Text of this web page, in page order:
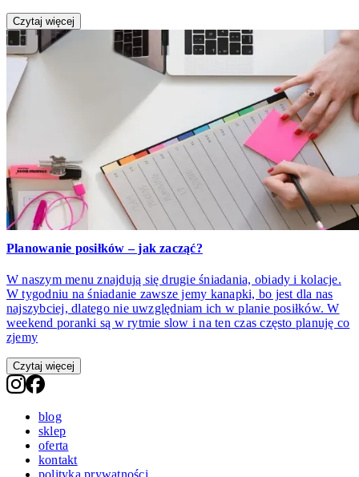
Czytaj więcej
Planowanie posiłków – jak zacząć?
W naszym menu znajdują się drugie śniadania, obiady i kolacje.
W tygodniu na śniadanie zawsze jemy kanapki, bo jest dla nas
najszybciej, dlatego nie uwzględniam ich w planie posiłków. W
weekend poranki są w rytmie slow i na ten czas często planuję co
zjemy
Czytaj więcej
blog
sklep
oferta
kontakt
polityka prywatności